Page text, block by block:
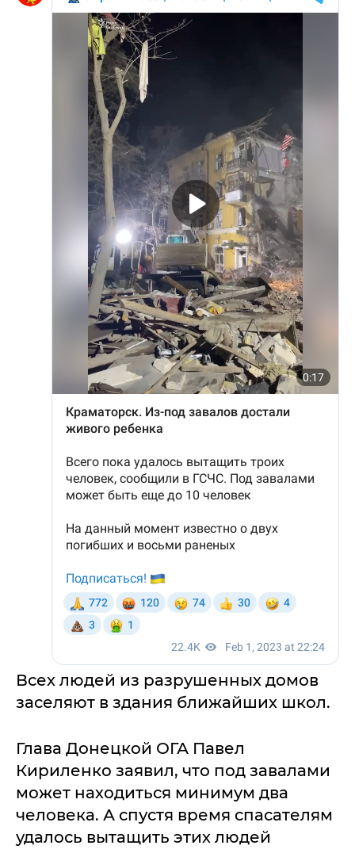
Всех людей из разрушенных домов
заселяют в здания ближайших школ.
Глава Донецкой ОГА Павел
Кириленко заявил, что под завалами
может находиться минимум два
человека. А спустя время спасателям
удалось вытащить этих людей